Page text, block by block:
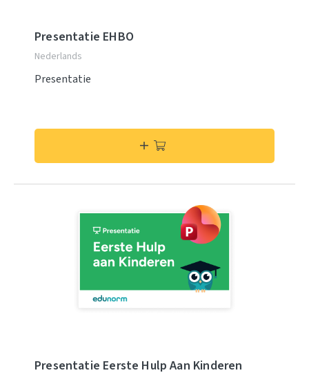
Presentatie EHBO
Nederlands
Presentatie
Presentatie Eerste Hulp Aan Kinderen